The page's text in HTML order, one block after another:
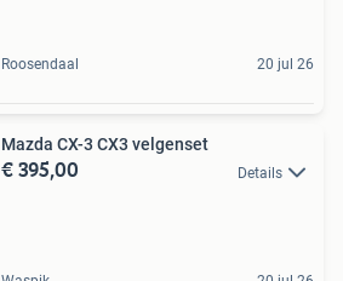
Roosendaal 20 jul 26
Mazda CX-3 CX3 velgenset
€ 395,00 Details